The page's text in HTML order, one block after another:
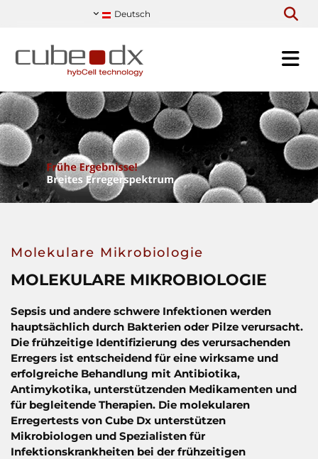
Deutsch
Molekulare Mikrobiologie
MOLEKULARE MIKROBIOLOGIE
Sepsis und andere schwere Infektionen werden
hauptsächlich durch Bakterien oder Pilze verursacht.
Die frühzeitige Identifizierung des verursachenden
Erregers ist entscheidend für eine wirksame und
erfolgreiche Behandlung mit Antibiotika,
Antimykotika, unterstützenden Medikamenten und
für begleitende Therapien. Die molekularen
Erregertests von Cube Dx unterstützen
Mikrobiologen und Spezialisten für
Infektionskrankheiten bei der frühzeitigen